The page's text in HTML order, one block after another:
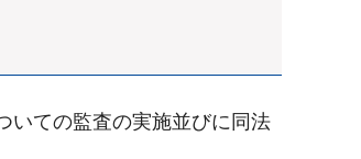
いての監査の実施並びに同法